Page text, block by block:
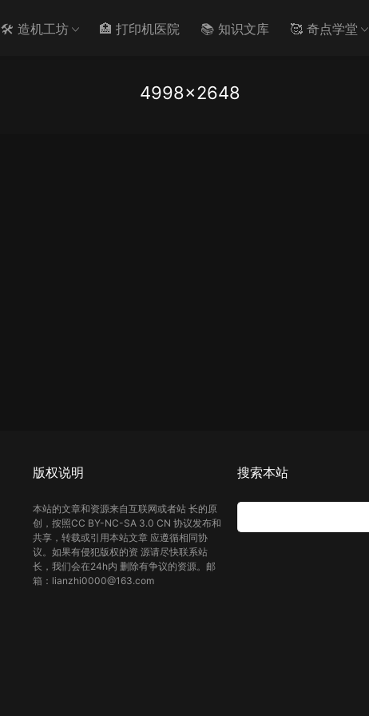
🛠️ 造机工坊 🏥 打印机医院 📚 知识文库 🥰 奇点学堂
4998×2648
版权说明
本站的文章和资源来自互联网或者站 长的原
创，按照CC BY-NC-SA 3.0 CN 协议发布和
共享，转载或引用本站文章 应遵循相同协
议。如果有侵犯版权的资 源请尽快联系站
长，我们会在24h内 删除有争议的资源。邮
箱：lianzhi0000@163.com
搜索本站